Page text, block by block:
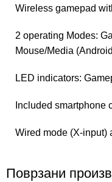
Wireless gamepad
2 operating Modes:
Mouse/Media
LED indicators:
Included smartphone
Wired mode (X-input)
Поврзани